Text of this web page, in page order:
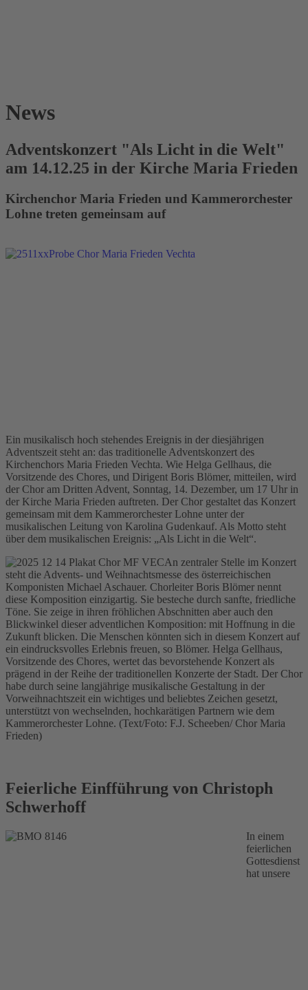
News
Adventskonzert "Als Licht in die Welt"
am 14.12.25 in der Kirche Maria Frieden
Kirchenchor Maria Frieden und Kammerorchester
Lohne treten gemeinsam auf
Ein musikalisch hoch stehendes Ereignis in der diesjährigen
Adventszeit steht an: das traditionelle Adventskonzert des
Kirchenchors Maria Frieden Vechta. Wie Helga Gellhaus, die
Vorsitzende des Chores, und Dirigent Boris Blömer, mitteilen, wird
der Chor am Dritten Advent, Sonntag, 14. Dezember, um 17 Uhr in
der Kirche Maria Frieden auftreten. Der Chor gestaltet das Konzert
gemeinsam mit dem Kammerorchester Lohne unter der
musikalischen Leitung von Karolina Gudenkauf. Als Motto steht
über dem musikalischen Ereignis: „Als Licht in die Welt“.
An zentraler Stelle im Konzert
steht die Advents- und Weihnachtsmesse des österreichischen
Komponisten Michael Aschauer. Chorleiter Boris Blömer nennt
diese Komposition einzigartig. Sie besteche durch sanfte, friedliche
Töne. Sie zeige in ihren fröhlichen Abschnitten aber auch den
Blickwinkel dieser adventlichen Komposition: mit Hoffnung in die
Zukunft blicken. Die Menschen könnten sich in diesem Konzert auf
ein eindrucksvolles Erlebnis freuen, so Blömer. Helga Gellhaus,
Vorsitzende des Chores, wertet das bevorstehende Konzert als
prägend in der Reihe der traditionellen Konzerte der Stadt. Der Chor
habe durch seine langjährige musikalische Gestaltung in der
Vorweihnachtszeit ein wichtiges und beliebtes Zeichen gesetzt,
unterstützt von wechselnden, hochkarätigen Partnern wie dem
Kammerorchester Lohne. (Text/Foto: F.J. Scheeben/ Chor Maria
Frieden)
Feierliche Einfführung von Christoph
Schwerhoff
In einem
feierlichen
Gottesdienst
hat unsere